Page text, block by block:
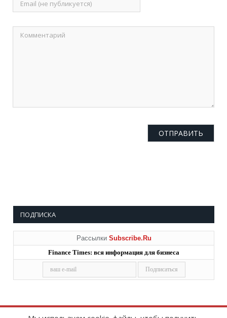
ПОДПИСКА
Рассылки Subscribe.Ru
Finance Times: вся информация для бизнеса